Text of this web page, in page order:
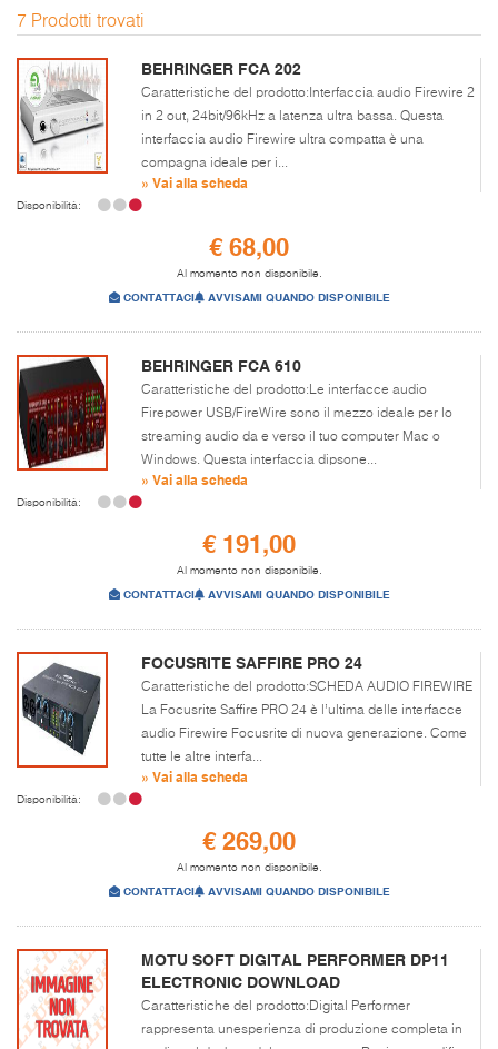
7 Prodotti trovati
BEHRINGER FCA 202
Caratteristiche del prodotto:Interfaccia audio Firewire 2
in 2 out, 24bit/96kHz a latenza ultra bassa. Questa
interfaccia audio Firewire ultra compatta è una
compagna ideale per i...
» Vai alla scheda
Disponibilità:
€ 68,00
Al momento non disponibile.
CONTATTACI AVVISAMI QUANDO DISPONIBILE
BEHRINGER FCA 610
Caratteristiche del prodotto:Le interfacce audio
Firepower USB/FireWire sono il mezzo ideale per lo
streaming audio da e verso il tuo computer Mac o
Windows. Questa interfaccia dipsone...
» Vai alla scheda
Disponibilità:
€ 191,00
Al momento non disponibile.
CONTATTACI AVVISAMI QUANDO DISPONIBILE
FOCUSRITE SAFFIRE PRO 24
Caratteristiche del prodotto:SCHEDA AUDIO FIREWIRE
La Focusrite Saffire PRO 24 è l’ultima delle interfacce
audio Firewire Focusrite di nuova generazione. Come
tutte le altre interfa...
» Vai alla scheda
Disponibilità:
€ 269,00
Al momento non disponibile.
CONTATTACI AVVISAMI QUANDO DISPONIBILE
MOTU SOFT DIGITAL PERFORMER DP11
ELECTRONIC DOWNLOAD
Caratteristiche del prodotto:Digital Performer
rappresenta unesperienza di produzione completa in